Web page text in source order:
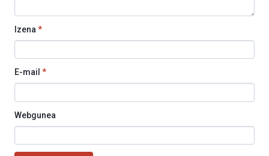
Izena *
E-mail *
Webgunea